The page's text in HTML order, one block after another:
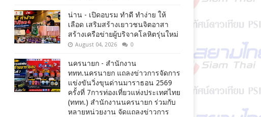
น่าน - เปิดอบรม ทำดี ทำง่าย ให้
เลือด เสริมสร้างเยาวชนจิตอาสา
สร้างเครือข่ายผู้บริจาคโลหิตรุ่นใหม่
August 04, 2026 0
นครนายก - สำนักงาน
ททท.นครนายก แถลงข่าวการจัดการ
แข่งขันวิ่งขุนด่านมาราธอน 2569
ครั้งที่ 7การท่องเที่ยวแห่งประเทศไทย
(ททท.) สำนักงานนครนายก ร่วมกับ
หลายหน่วยงาน จัดแถลงข่าวการ